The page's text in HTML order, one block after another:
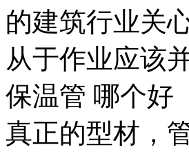
的建筑行业关
从于作业应该
保温管 哪个好
真正的型材，